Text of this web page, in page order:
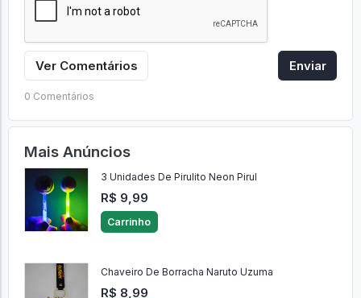
Ver Comentários
Mais Anúncios
3 Unidades De Pirulito Neon Pirul
R$ 9,99